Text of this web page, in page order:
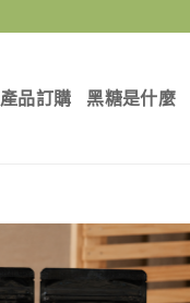
產品訂購 黑糖是什麼